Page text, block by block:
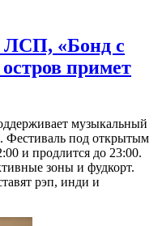
ЛСП, «Бонд с
примет
музыкальный
под открытым
и продлится до 23:00.
зоны и фудкорт.
рэп, инди и